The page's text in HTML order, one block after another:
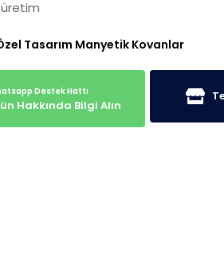
Tasarım Manyetik Kovanlar
Hakkında Bilgi Alın